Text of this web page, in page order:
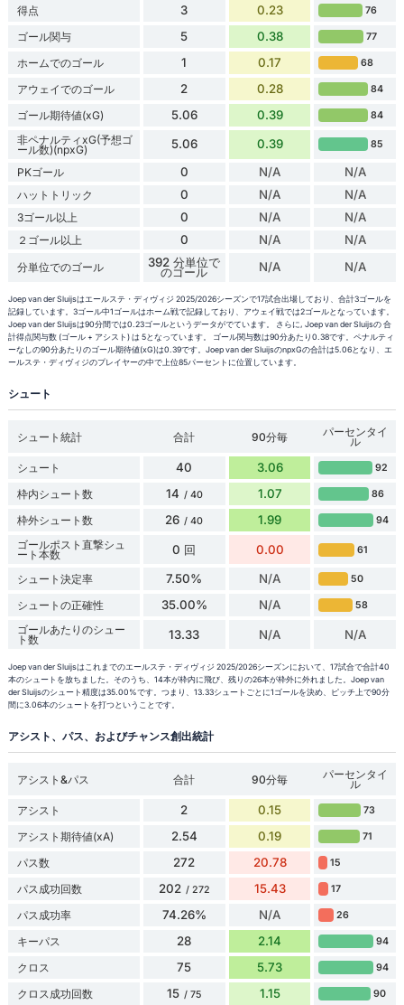
得点
3 0.23 76
ゴール関与 5 0.38 77
ホームでのゴール 1 0.17 68
アウェイでのゴール 2 0.28 84
ゴール期待値(xG) 5.06 0.39 84
非ペナルティxG(予想ゴ
ール数)(npxG) 5.06 0.39 85
PKゴール 0 N/A N/A
ハットトリック 0 N/A N/A
3ゴール以上 0 N/A N/A
２ゴール以上 0 N/A N/A
分単位でのゴール 392 分単位で
のゴール N/A N/A
Joep van der Sluijsはエールステ・ディヴィジ 2025/2026シーズンで17試合出場しており、合計3ゴールを
記録しています。3ゴール中1ゴールはホーム戦で記録しており、アウェイ戦では2ゴールとなっています。
Joep van der Sluijsは90分間では0.23ゴールというデータがでています。 さらに, Joep van der Sluijsの 合
計得点関与数 (ゴール + アシスト) は 5となっています。 ゴール関与数は90分あたり0.38です。ペナルティ
ーなしの90分あたりのゴール期待値(xG)は0.39です。Joep van der SluijsのnpxGの合計は5.06となり、エ
ールステ・ディヴィジのプレイヤーの中で上位85パーセントに位置しています。
シュート
シュート統計 合計 90分毎 パーセンタイ
ル
シュート
40 3.06 92
枠内シュート数 14 / 40 1.07 86
枠外シュート数 26 / 40 1.99 94
ゴールポスト直撃シュ
ート本数 0 回 0.00 61
シュート決定率 7.50% N/A 50
シュートの正確性 35.00% N/A 58
ゴールあたりのシュー
ト数 13.33 N/A N/A
Joep van der Sluijsはこれまでのエールステ・ディヴィジ 2025/2026シーズンにおいて、17試合で合計40
本のシュートを放ちました。そのうち、14本が枠内に飛び、残りの26本が枠外に外れました。Joep van
der Sluijsのシュート精度は35.00%です。つまり、13.33シュートごとに1ゴールを決め、ピッチ上で90分
間に3.06本のシュートを打つということです。
アシスト、パス、およびチャンス創出統計
アシスト&パス 合計 90分毎 パーセンタイ
ル
アシスト
2 0.15 73
アシスト期待値(xA) 2.54 0.19 71
パス数 272 20.78 15
パス成功回数 202 / 272 15.43 17
パス成功率 74.26% N/A 26
キーパス 28 2.14 94
クロス 75 5.73 94
クロス成功回数 15 / 75 1.15 90